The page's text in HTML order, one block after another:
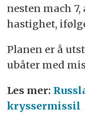
nesten mach
hastighet,
Planen er å
ubåter med
Les mer:
kryssermissil